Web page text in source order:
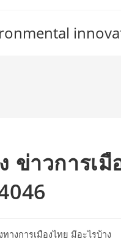
ข่าวการเ
ทางการเมืองไทย มีอะไรบ้าง